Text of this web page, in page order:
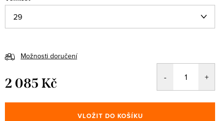
Možnosti doručení
2 085 Kč
cena:
VLOŽIT DO KOŠÍKU